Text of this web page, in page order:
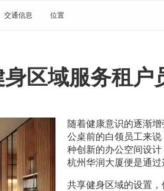
交通信息 位置
区域服务租户
随着健康意识的逐渐
公桌前的白领员工来
种创新的办公空间设
杭州华润大厦便是通
共享健身区域的设置